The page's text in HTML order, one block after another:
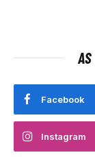
Facebook
Instagram